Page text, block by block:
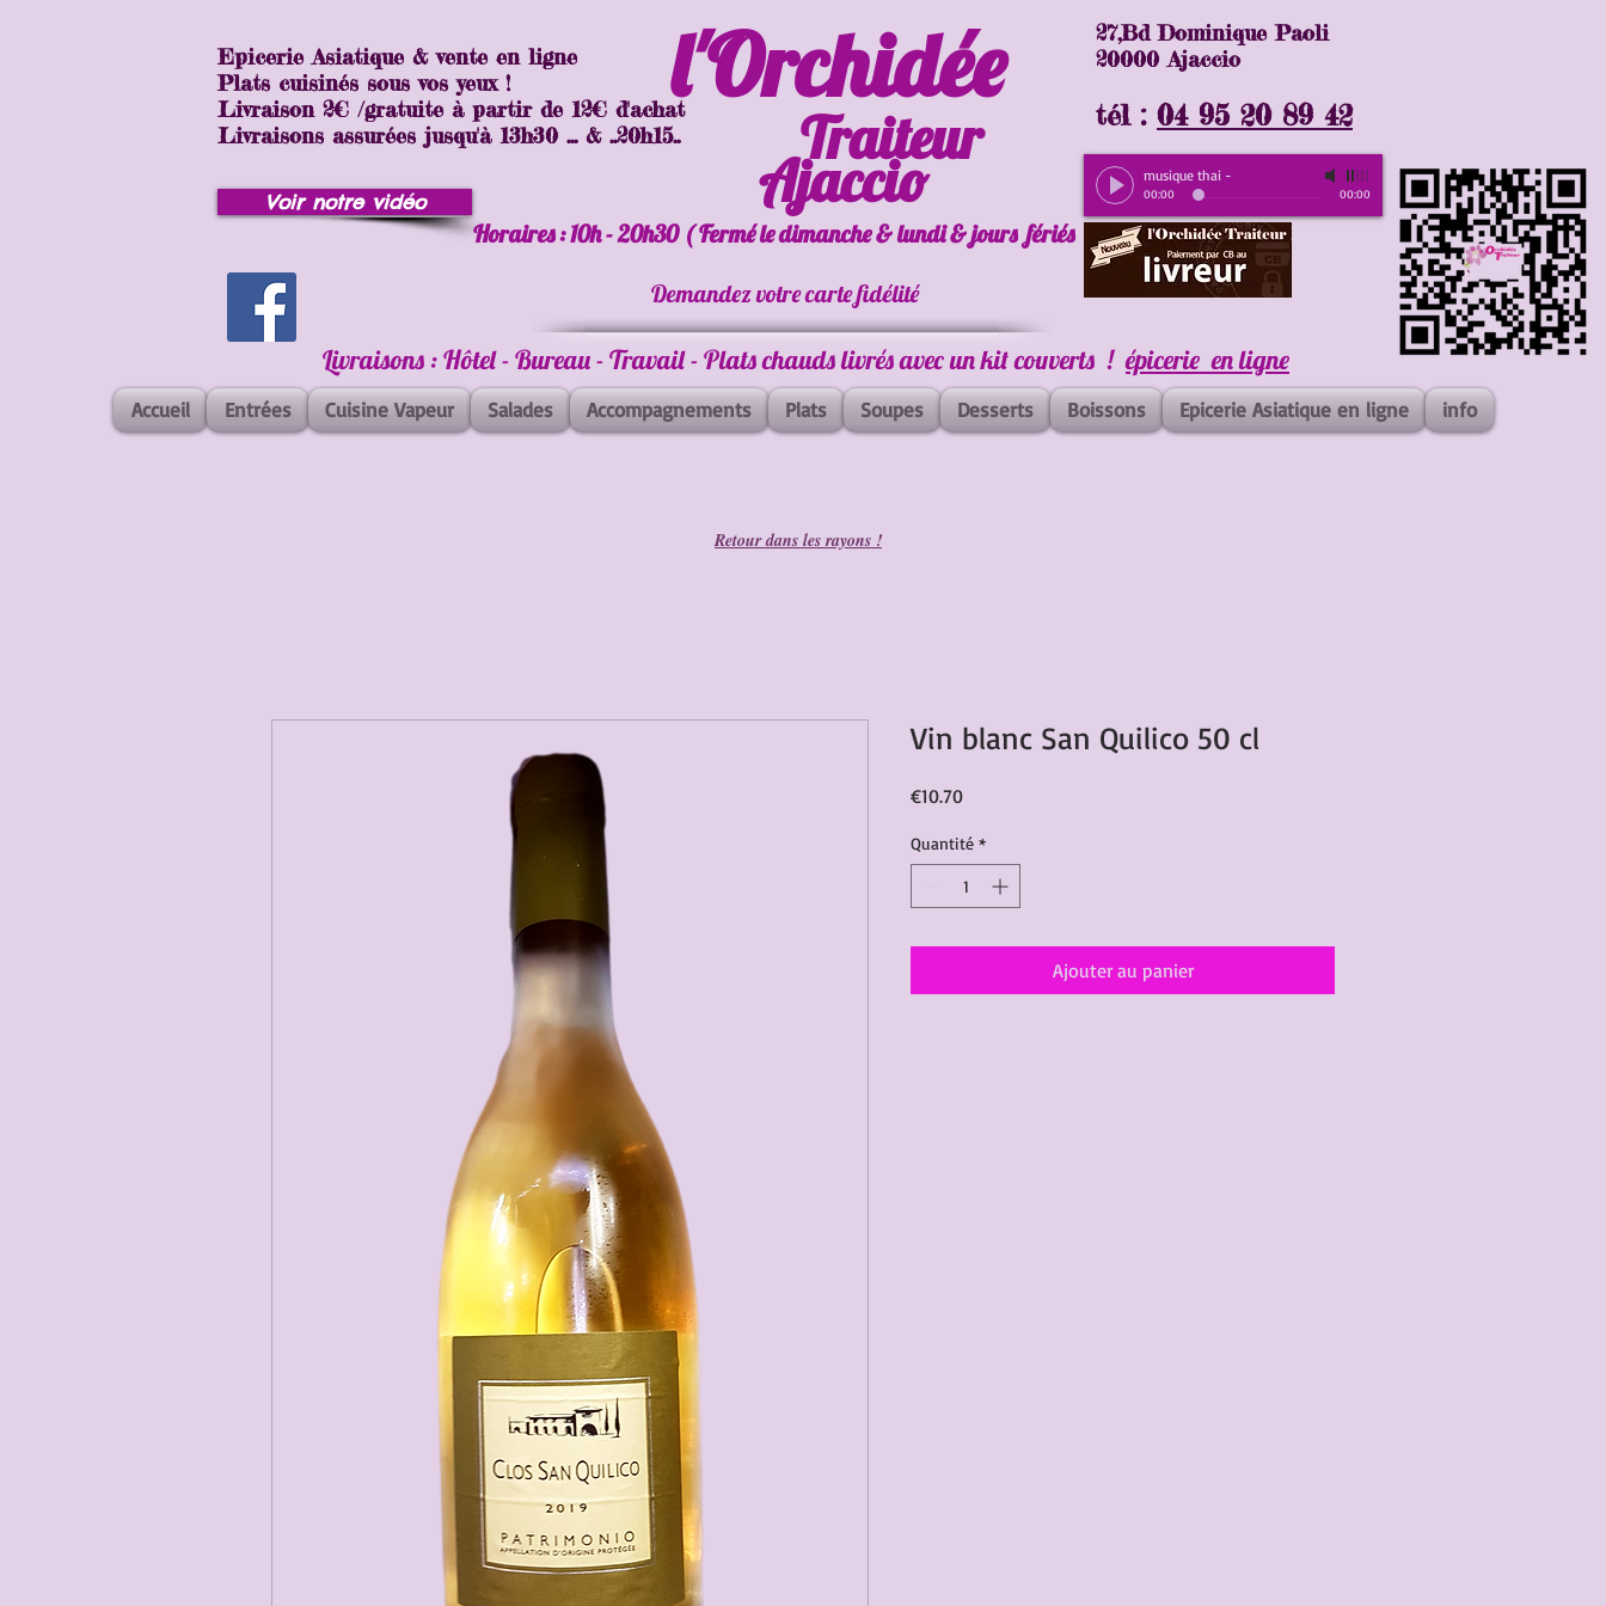
Epicerie Asiatique & vente en ligne
Plats cuisinés sous vos yeux !
Livraison 2€ /gratuite à partir de 12€ d'achat
Livraisons assurées jusqu'à 13h30 ... & ..20h15..
l'Orchidée
Voir notre vidéo
Traiteur
Ajaccio
27,Bd Dominique Paoli
20000 Ajaccio
tél : 04 95 20 89 42
musique thai -
00:00 00:00
Horaires : 10h - 20h30 ( Fermé le dimanche & lundi & jours fériés
Demandez votre carte fidélité
Livraisons : Hôtel - Bureau - Travail - Plats chauds livrés avec un kit couverts !épicerie en ligne
Accueil Entrées Cuisine Vapeur Salades Accompagnements Plats Soupes Desserts Boissons Epicerie Asiatique en ligne info
Retour dans les rayons !
Vin blanc San Quilico 50 cl
€10.70Prix
Quantité *
Ajouter au panier